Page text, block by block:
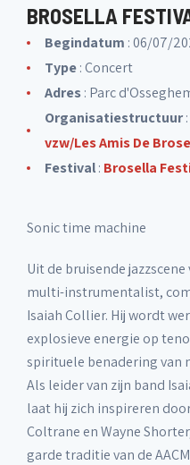
BROSELLA
Begindatum : 06/07/
Type: Concert
Adres: Parc
Organisatiestructuur:
vzw/Les Amis De
Festival: Brosella
Sonic time machine
Uit de bruisende
multi-instrumentalist,
Isaiah Collier. Hij wordt
explosieve energie op
spirituele benadering van
Als leider van zijn band
laat hij zich inspireren
Coltrane en Wayne
garde traditie van de